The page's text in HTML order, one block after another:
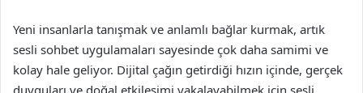
Yeni insanlarla tanışmak ve anlamlı bağlar kurmak, artık
sesli sohbet uygulamaları sayesinde çok daha samimi ve
kolay hale geliyor. Dijital çağın getirdiği hızın içinde, gerçek
duyguları ve doğal etkileşimi yakalayabilmek için sesli